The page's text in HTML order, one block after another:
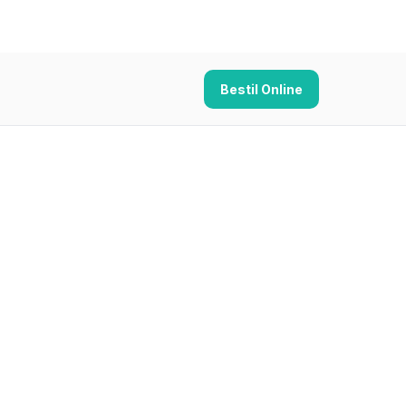
Bestil Online